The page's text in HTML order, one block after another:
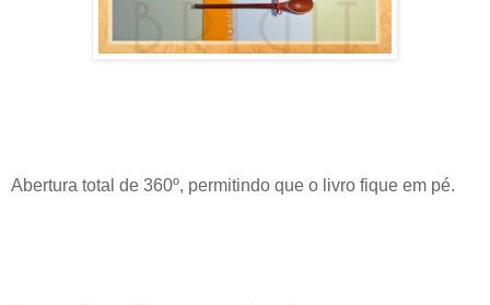
Abertura total de 360º, permitindo que o livro fique em pé.